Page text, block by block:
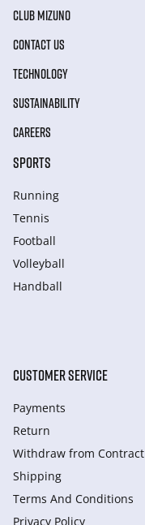
CLUB MIZUNO
CONTACT US
TECHNOLOGY
SUSTAINABILITY
CAREERS
SPORTS
Running
Tennis
Football
Volleyball
Handball
CUSTOMER SERVICE
Payments
Return
Withdraw from Сontract
Shipping
Terms And Conditions
Privacy Policy